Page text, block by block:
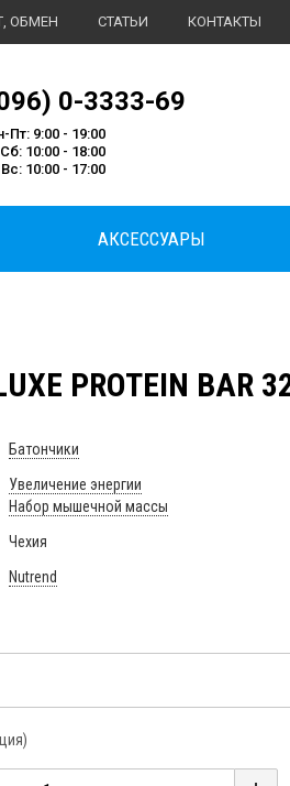
ОБМЕН СТАТЬИ КОНТАКТЫ
питания
0-3333-69
Пт: 9:00 - 19:00
Сб: 10:00 - 18:00
Вс: 10:00 - 17:00
АКСЕССУАРЫ
PROTEIN BAR
Батончики
Увеличение энергии
Набор мышечной массы
Чехия
Nutrend